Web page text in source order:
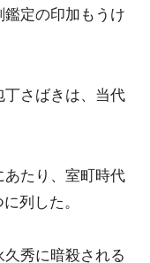
定の印加もうけ
さばきは、当代
たり、室町時代
列した。
秀に暗殺される